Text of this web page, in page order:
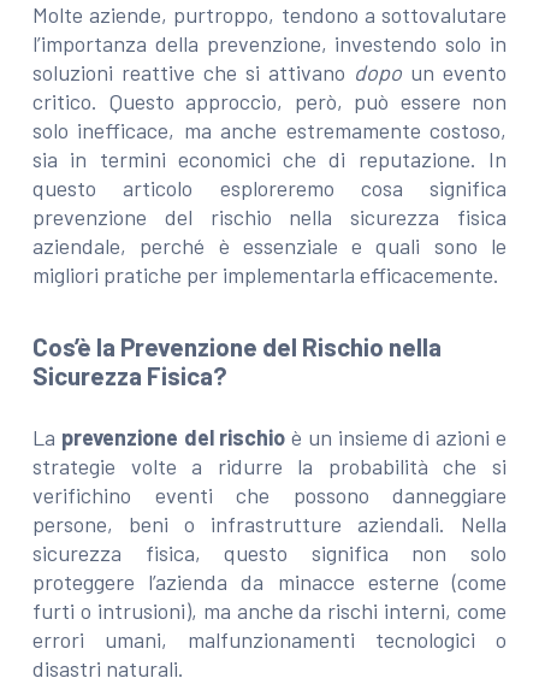
Molte aziende, purtroppo, tendono a sottovalutare
l’importanza della prevenzione, investendo solo in
soluzioni reattive che si attivano dopo un evento
critico. Questo approccio, però, può essere non
solo inefficace, ma anche estremamente costoso,
sia in termini economici che di reputazione. In
questo articolo esploreremo cosa significa
prevenzione del rischio nella sicurezza fisica
aziendale, perché è essenziale e quali sono le
migliori pratiche per implementarla efficacemente.
Cos’è la Prevenzione del Rischio nella
Sicurezza Fisica?
La prevenzione del rischio è un insieme di azioni e
strategie volte a ridurre la probabilità che si
verifichino eventi che possono danneggiare
persone, beni o infrastrutture aziendali. Nella
sicurezza fisica, questo significa non solo
proteggere l’azienda da minacce esterne (come
furti o intrusioni), ma anche da rischi interni, come
errori umani, malfunzionamenti tecnologici o
disastri naturali.